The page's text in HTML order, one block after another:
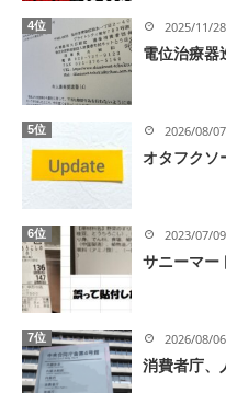
4位 2025/11/28
電位治療器
5位 2026/08/07
オタフク
6位 2023/07/09
サニーマ
7位 2026/08/06
消費者庁